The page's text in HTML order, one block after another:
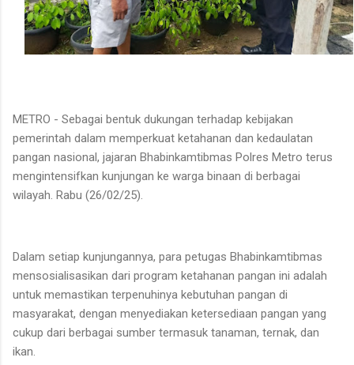
METRO - Sebagai bentuk dukungan terhadap kebijakan
pemerintah dalam memperkuat ketahanan dan kedaulatan
pangan nasional, jajaran Bhabinkamtibmas Polres Metro terus
mengintensifkan kunjungan ke warga binaan di berbagai
wilayah. Rabu (26/02/25).
Dalam setiap kunjungannya, para petugas Bhabinkamtibmas
mensosialisasikan dari program ketahanan pangan ini adalah
untuk memastikan terpenuhinya kebutuhan pangan di
masyarakat, dengan menyediakan ketersediaan pangan yang
cukup dari berbagai sumber termasuk tanaman, ternak, dan
ikan.